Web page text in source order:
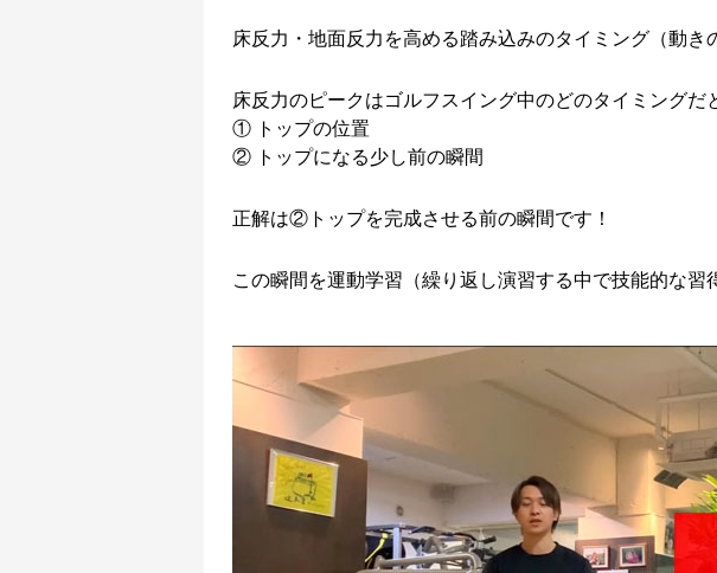
床反力・地面反力を高める踏み込みのタイミング（動
床反力のピークはゴルフスイング中のどのタイミングだ
① トップの位置
② トップになる少し前の瞬間
正解は②トップを完成させる前の瞬間です！
この瞬間を運動学習（繰り返し演習する中で技能的な